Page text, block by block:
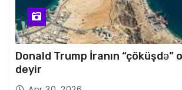
Donald Trump İranın “çöküşdə”
deyir